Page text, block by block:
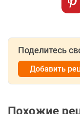
Поделитесь
Добавить
Похожие